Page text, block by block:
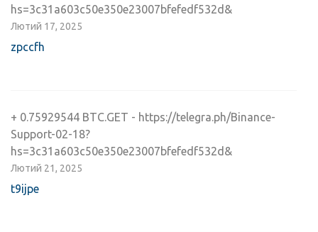
hs=3c31a603c50e350e23007bfefedf532d&
Лютий 17, 2025
zpccfh
+ 0.75929544 BTC.GET - https://telegra.ph/Binance-
Support-02-18?
hs=3c31a603c50e350e23007bfefedf532d&
Лютий 21, 2025
t9ijpe